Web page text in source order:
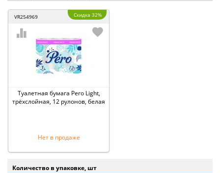
VR254969 Скидка 32%
Туалетная бумага Pero Light,
трёхслойная, 12 рулонов, белая
Нет в продаже
Количество в упаковке, шт